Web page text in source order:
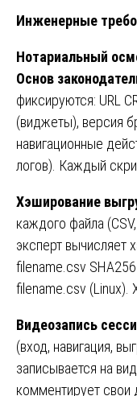
Инженерные
Нотариальный
Основ
фиксируются: URL
(виджеты), версия
навигационные
логов). Каждый
Хэширование
каждого файла
эксперт вычисляет
filename.csv
filename.csv (Linux).
Видеозапись
(вход, навигация,
записывается на
комментирует свои